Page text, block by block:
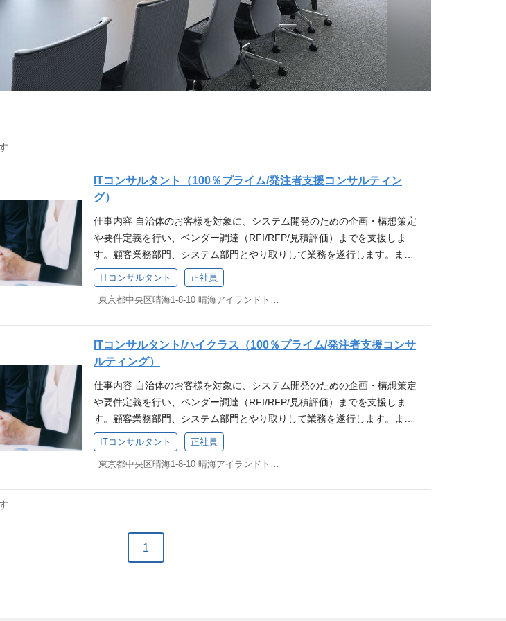
ITコンサルタント（100％プライム/発注者支援コンサルティン
グ）
仕事内容 自治体のお客様を対象に、システム開発のための企画・構想策定
や要件定義を行い、ベンダー調達（RFI/RFP/見積評価）までを支援しま
す。顧客業務部門、システム部門とやり取りして業務を遂行します。ま
た、上記業務についての提案資料の作成も行います。 【従事すべき業務の
変更の範囲】会社の定める業務 企画・構想策定フェーズの業務内容例 現行
業務・システムの把握 利用者ヒアリング・ニーズの把握 現状分析・評価
の業務内容例 業務フロー作成 システム機能定義 画面遷移定義、帳票定義
情報提供依頼（RFI）立案 調達仕様書（RFP）立案 コスト見積り及び見積
もり評価観点の策定 導入スケジュール立案 入社後のアサイン想定プロジェ
クト 公共政策に関する調査研究 ITに関わる業務プロセス改革、組織改革支
援 業務・システム最適化計画の策定 情報システム等の再構築構想策定・調
達支援業務 案件事例 医療費助成システム現状評価及び基本構想策定 次期
滞納整理支援システム構築のための要件定義 教育情報ネットワーク整備計
画策定業務 求める人物像 公共サービスの効率化および質の向上、サービス
とコストの適正化を推進する業務を通じて、市民（社会）に貢献したいと
考えている方 公共機関のIT戦略/業務改革の策定から実行支援まで一気通貫
想策定及び要件定義経験者 地方公共団体の情報システム部門にて業務シス
テム構築の担当者 必須要件 業務系システム開発の上流工程経験（要件定義
ITコンサルタント 正社員
ITコンサルタント/ハイクラス（100％プライム/発注者支援コンサ
ルティング）
仕事内容 自治体のお客様を対象に、システム開発のための企画・構想策定
や要件定義を行い、ベンダー調達（RFI/RFP/見積評価）までを支援しま
す。顧客業務部門、システム部門とやり取りして業務を遂行します。ま
た、上記業務についての提案資料の作成も行います。 【従事すべき業務の
変更の範囲】会社の定める業務 企画・構想策定フェーズの業務内容例 現行
業務・システムの把握 利用者ヒアリング・ニーズの把握 現状分析・評価
もり評価観点の策定 導入スケジュール立案 入社後のアサイン想定プロジェ
クト 公共政策に関する調査研究 ITに関わる業務プロセス改革、組織改革支
ITコンサルタント 正社員
1